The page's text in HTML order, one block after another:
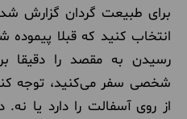
برای طبیعت گردان گزارش
انتخاب کنید که قبلا
رسیدن به مقصد را دقیقا
شخصی سفر می‌کنید، توجه
از روی آسفالت را دارد یا نه.